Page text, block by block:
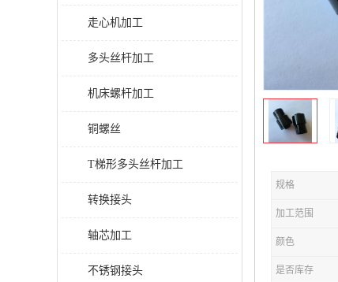
走心机加工
多头丝杆加工
机床螺杆加工
铜螺丝
T梯形多头丝杆加工
转换接头
轴芯加工
不锈钢接头
规格
加工范围
颜色
是否库存